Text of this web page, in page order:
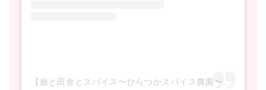
【旅と田舎とスパイス〜ひらつかスパイス農園〜】ミウラ マリ(@hiratsuka_spice_farm)がシェアした投稿